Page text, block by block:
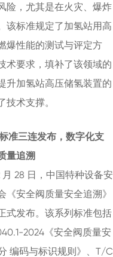
险，尤其是在火灾、爆炸
该标准规定了加氢站用高
爆性能的测试与评定方
术要求，填补了该领域的
升加氢站高压储氢装置的
技术支撑。
准三连发布，数字化支
量追溯
月 28 日，中国特种设备安
《安全阀质量安全追溯》
式发布。该系列标准包括
2024《安全阀质量安
编码与标识规则》、T/C